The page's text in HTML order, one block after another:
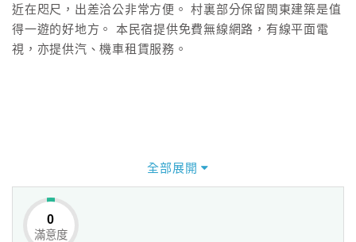
近在咫尺，出差洽公非常方便。 村裏部分保留閩東建築是值
得一遊的好地方。 本民宿提供免費無線網路，有線平面電
視，亦提供汽、機車租賃服務。
全部展開
0
滿意度